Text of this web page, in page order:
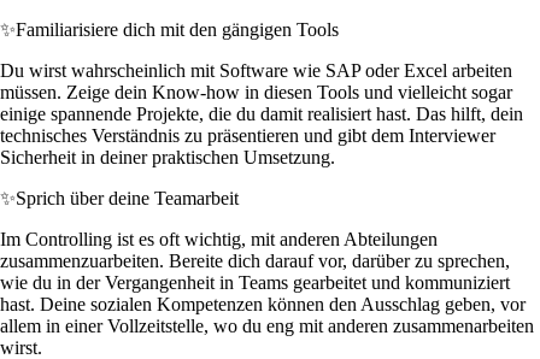
✨Familiarisiere dich mit den gängigen Tools
Du wirst wahrscheinlich mit Software wie SAP oder Excel arbeiten
müssen. Zeige dein Know-how in diesen Tools und vielleicht sogar
einige spannende Projekte, die du damit realisiert hast. Das hilft, dein
technisches Verständnis zu präsentieren und gibt dem Interviewer
Sicherheit in deiner praktischen Umsetzung.
✨Sprich über deine Teamarbeit
Im Controlling ist es oft wichtig, mit anderen Abteilungen
zusammenzuarbeiten. Bereite dich darauf vor, darüber zu sprechen,
wie du in der Vergangenheit in Teams gearbeitet und kommuniziert
hast. Deine sozialen Kompetenzen können den Ausschlag geben, vor
allem in einer Vollzeitstelle, wo du eng mit anderen zusammenarbeiten
wirst.